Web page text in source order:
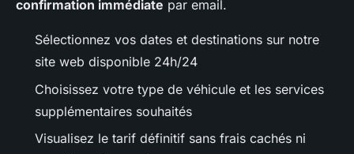
confirmation immédiate par email.
Sélectionnez vos dates et destinations sur notre
site web disponible 24h/24
Choisissez votre type de véhicule et les services
supplémentaires souhaités
Visualisez le tarif définitif sans frais cachés ni